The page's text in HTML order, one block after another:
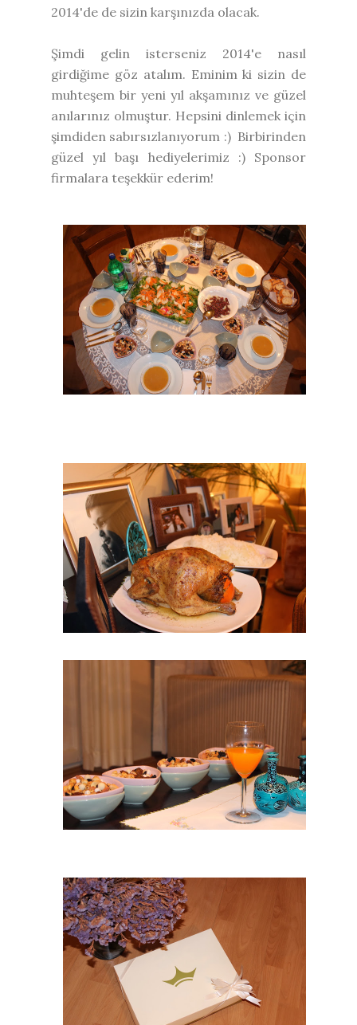
2014'de de sizin karşınızda olacak.
Şimdi gelin isterseniz 2014'e nasıl
girdiğime göz atalım. Eminim ki sizin de
muhteşem bir yeni yıl akşamınız ve güzel
anılarınız olmuştur. Hepsini dinlemek için
şimdiden sabırsızlanıyorum :) Birbirinden
güzel yıl başı hediyelerimiz :) Sponsor
firmalara teşekkür ederim!